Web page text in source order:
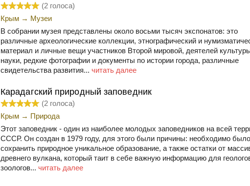
(2 голоса)
Крым → Музеи
В собрании музея представлены около восьми тысяч экспонатов: это
различные археологические коллекции, этнографический и
материал и личные вещи участников Второй мировой, деятелей
науки, редкие фотографии и документы по истории города, различные
свидетельства развития... читать далее
Карадагский природный заповедник
(2 голоса)
Крым → Природа
Этот заповедник - один из наиболее молодых заповедников на всей
СССР. Он создан в 1979 году, для этого были причины: необходимо было
сохранить природное уникальное образование, а также остатки от
древнего вулкана, который таит в себе важную информацию для
зоологов... читать далее